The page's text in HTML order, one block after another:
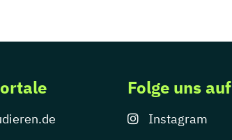
Folge uns auf
Instagram